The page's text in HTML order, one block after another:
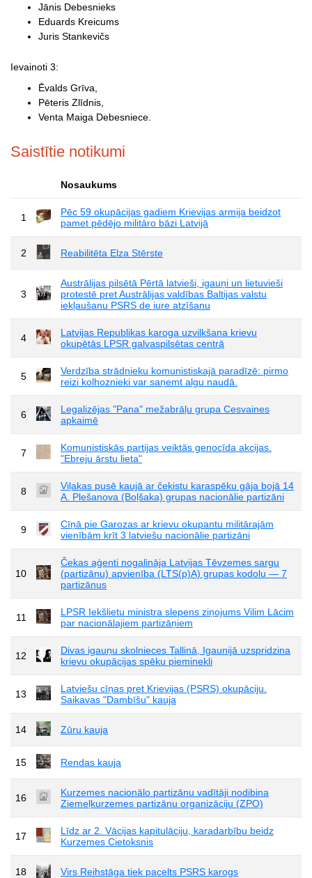
Jānis Debesnieks
Eduards Kreicums
Juris Stankevičs
Ievainoti 3:
Ēvalds Grīva,
Pēteris Zlīdnis,
Venta Maiga Debesniece.
Saistītie notikumi
Nosaukums
1
Pēc 59 okupācijas gadiem Krievijas armija beidzot
pamet pēdējo militāro bāzi Latvijā
2 Reabilitēta Elza Stērste
3
Austrālijas pilsētā Pērtā latvieši, igauņi un lietuvieši
protestē pret Austrālijas valdības Baltijas valstu
iekļaušanu PSRS de iure atzīšanu
4
Latvijas Republikas karoga uzvilkšana krievu
okupētās LPSR galvaspilsētas centrā
5
Verdzība strādnieku komunistiskajā paradīzē: pirmo
reizi kolhoznieki var saņemt algu naudā.
6
Legalizējas "Pana" mežabrāļu grupa Cesvaines
apkaimē
7
Komunistiskās partijas veiktās genocīda akcijas.
"Ebreju ārstu lieta"
8
Viļakas pusē kaujā ar čekistu karaspēku gāja bojā 14
A. Plešanova (Boļšaka) grupas nacionālie partizāni
9
Cīņā pie Garozas ar krievu okupantu militārajām
vienībām krīt 3 latviešu nacionālie partizāni
10
Čekas aģenti nogalināja Latvijas Tēvzemes sargu
(partizānu) apvienība (LTS(p)A) grupas kodolu — 7
partizānus
11
LPSR Iekšlietu ministra slepens ziņojums Vilim Lācim
par nacionālajiem partizāņiem
12
Divas igauņu skolnieces Tallinā, Igaunijā uzspridzina
krievu okupācijas spēku pieminekli
13
Latviešu cīņas pret Krievijas (PSRS) okupāciju.
Saikavas "Dambīšu" kauja
14 Zūru kauja
15 Rendas kauja
16
Kurzemes nacionālo partizānu vadītāji nodibina
Ziemeļkurzemes partizānu organizāciju (ZPO)
17
Līdz ar 2. Vācijas kapitulāciju, karadarbību beidz
Kurzemes Cietoksnis
18 Virs Reihstāga tiek pacelts PSRS karogs